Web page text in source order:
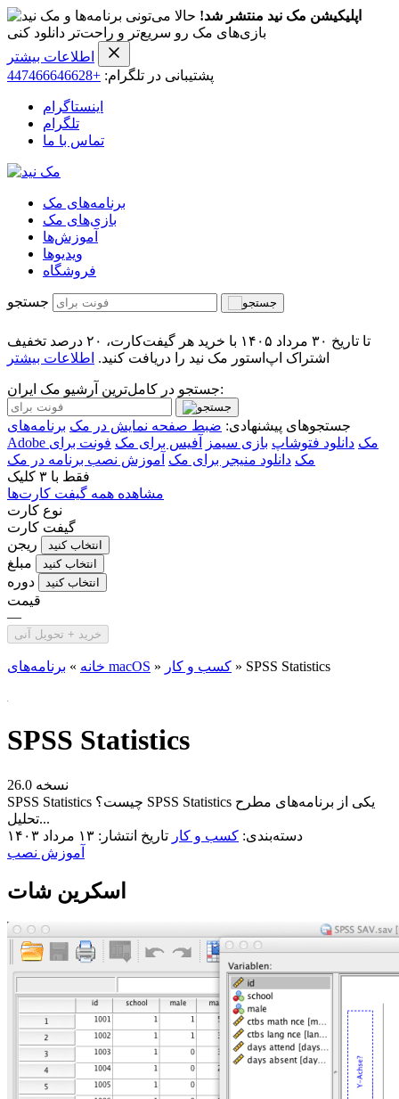
اپلیکیشن مک نید منتشر شد! حالا می‌تونی برنامه‌ها و
بازی‌های مک رو سریع‌تر و راحت‌تر دانلود کنی
اطلاعات بیشتر
پشتیبانی در تلگرام: +447466646628
اینستاگرام
تلگرام
تماس با ما
برنامه‌های مک
بازی‌های مک
آموزش‌ها
ویدیو‌ها
فروشگاه
جستجو
تا تاریخ ۳۰ مرداد ۱۴۰۵ با خرید هر گیفت‌کارت، ۲۰ درصد تخفیف
اشتراک اپ‌استور مک نید را دریافت کنید. اطلاعات بیشتر
جستجو در کامل‌ترین آرشیو مک ایران:
جستجوهای پیشنهادی: ضبط صفحه نمایش در مک برنامه‌های
Adobe مک دانلود فتوشاپ بازی سیمز آفیس برای مک فونت برای
مک دانلود منیجر برای مک آموزش نصب برنامه در مک
فقط با ۳ کلیک
مشاهده همه گیفت کارت‌ها
نوع کارت
گیفت کارت
ریجن
انتخاب کنید
مبلغ انتخاب کنید
دوره انتخاب کنید
قیمت
—
خرید + تحویل آنی
خانه » برنامه‌های macOS » کسب و کار » SPSS Statistics
SPSS Statistics
نسخه 26.0
SPSS Statistics چیست؟ SPSS Statistics یکی از برنامه‌های مطرح
تحليل...
دسته‌بندی: کسب و کار تاریخ انتشار: ۱۳ مرداد ۱۴۰۳
آموزش نصب
اسکرین شات